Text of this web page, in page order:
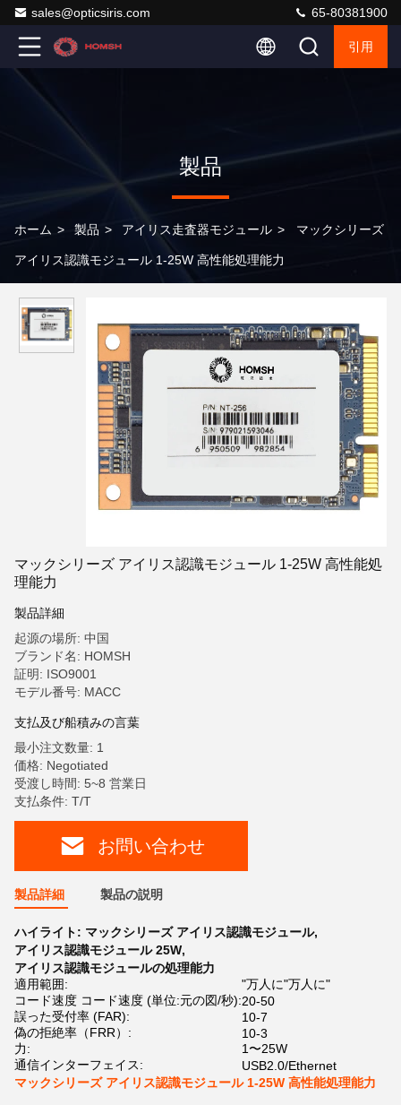
sales@opticsiris.com 65-80381900
引用
製品
ホーム > 製品 > アイリス走査器モジュール > マックシリーズ
アイリス認識モジュール 1-25W 高性能処理能力
マックシリーズ アイリス認識モジュール 1-25W 高性能処
理能力
製品詳細
起源の場所: 中国
ブランド名: HOMSH
証明: ISO9001
モデル番号: MACC
支払及び船積みの言葉
最小注文数量: 1
価格: Negotiated
受渡し時間: 5~8 営業日
支払条件: T/T
お問い合わせ
製品詳細 製品の説明
ハイライト: マックシリーズ アイリス認識モジュール,
アイリス認識モジュール 25W,
アイリス認識モジュールの処理能力
適用範囲:
"万人に"万人に"
コード速度 コード速度 (単位:元の図/秒):20-50
誤った受付率 (FAR):
10-7
偽の拒絶率（FRR）:
10-3
力:
1〜25W
通信インターフェイス:
USB2.0/Ethernet
マックシリーズ アイリス認識モジュール 1-25W 高性能処理能力